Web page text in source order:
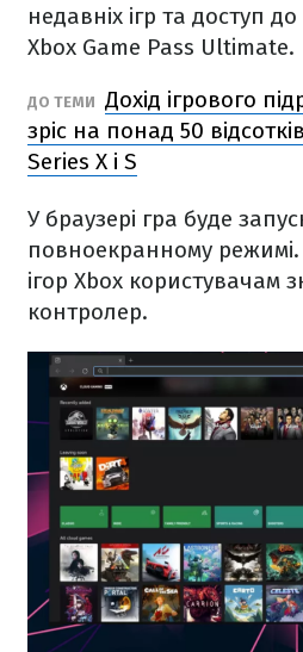
недавніх ігр та доступ
Xbox Game Pass Ultimate.
ДО ТЕМИ Дохід ігрового
зріс на понад 50
Series X і S
У браузері гра буде
повноекранному
ігор Xbox користувачам
контролер.